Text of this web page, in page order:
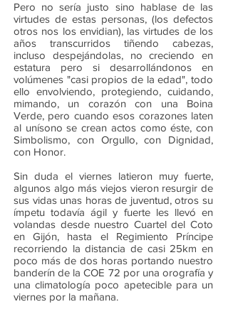
Pero no sería justo sino hablase de las
virtudes de estas personas, (los defectos
otros nos los envidian), las virtudes de los
años transcurridos tiñendo cabezas,
incluso despejándolas, no creciendo en
estatura pero si desarrollándonos en
volúmenes "casi propios de la edad", todo
ello envolviendo, protegiendo, cuidando,
mimando, un corazón con una Boina
Verde, pero cuando esos corazones laten
al unísono se crean actos como éste, con
Simbolismo, con Orgullo, con Dignidad,
con Honor.
Sin duda el viernes latieron muy fuerte,
algunos algo más viejos vieron resurgir de
sus vidas unas horas de juventud, otros su
ímpetu todavía ágil y fuerte les llevó en
volandas desde nuestro Cuartel del Coto
en Gijón, hasta el Regimiento Príncipe
recorriendo la distancia de casi 25km en
poco más de dos horas portando nuestro
banderín de la COE 72 por una orografía y
una climatología poco apetecible para un
viernes por la mañana.